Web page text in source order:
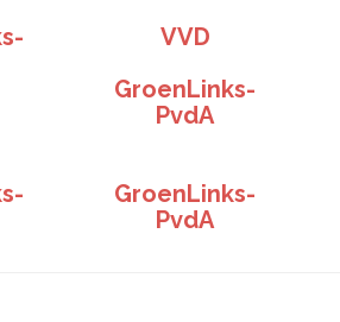
VVD
GroenLinks-
PvdA
GroenLinks-
PvdA